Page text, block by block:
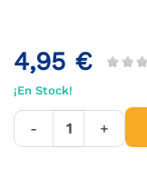
4,95 €
¡En Stock!
- +